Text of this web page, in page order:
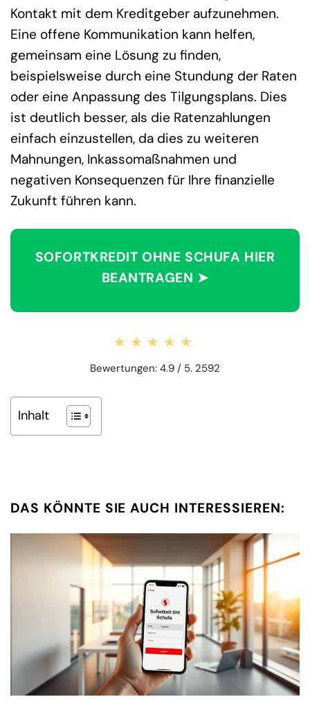
Kontakt mit dem Kreditgeber aufzunehmen.
Eine offene Kommunikation kann helfen,
gemeinsam eine Lösung zu finden,
beispielsweise durch eine Stundung der Raten
oder eine Anpassung des Tilgungsplans. Dies
ist deutlich besser, als die Ratenzahlungen
einfach einzustellen, da dies zu weiteren
Mahnungen, Inkassomaßnahmen und
negativen Konsequenzen für Ihre finanzielle
Zukunft führen kann.
SOFORTKREDIT OHNE SCHUFA HIER
BEANTRAGEN ➤
★★★★★
★★★★★
Bewertungen: 4.9 / 5. 2592
Inhalt
DAS KÖNNTE SIE AUCH INTERESSIEREN: